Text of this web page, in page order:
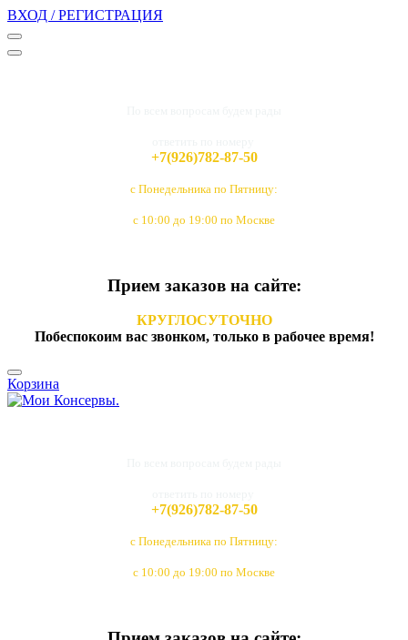
ВХОД / РЕГИСТРАЦИЯ
+7(926)782-87-50
с Понедельника по Пятницу:
с 10:00 до 19:00 по Москве
Прием заказов на сайте:
КРУГЛОСУТОЧНО
Побеспокоим вас звонком, только в рабочее время!
Корзина
+7(926)782-87-50
с Понедельника по Пятницу:
с 10:00 до 19:00 по Москве